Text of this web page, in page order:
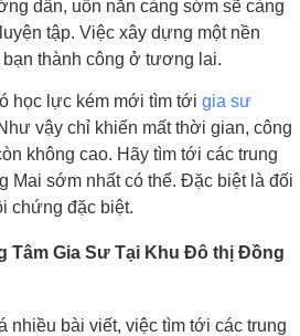
dẫn, uốn nắn càng sớm sẽ càng
tập. Việc xây dựng một nền
thành công ở tương lai.
học lực kém mới tìm tới gia sư
vậy chỉ khiến mất thời gian, công
không cao. Hãy tìm tới các trung
Mai sớm nhất có thể. Đặc biệt là đối
chứng đặc biệt.
Tâm Gia Sư Tại Khu Đô thị Đồng
bài viết, việc tìm tới các trung